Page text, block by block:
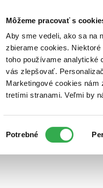
Môžeme pracovať s
Aby sme vedeli, ako sa na
zbierame cookies.
toho používame analytické
vás zlepšovať.
Marketingové cookies nám
tretími stranami. Veľmi by
súhlasu
Potrebné
Poukážky Kontakt